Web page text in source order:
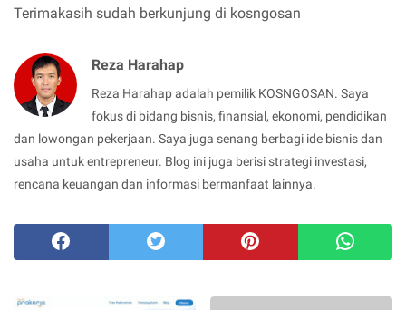
Terimakasih sudah berkunjung di kosngosan
Reza Harahap
Reza Harahap adalah pemilik KOSNGOSAN. Saya
fokus di bidang bisnis, finansial, ekonomi, pendidikan
dan lowongan pekerjaan. Saya juga senang berbagi ide bisnis dan
usaha untuk entrepreneur. Blog ini juga berisi strategi investasi,
rencana keuangan dan informasi bermanfaat lainnya.